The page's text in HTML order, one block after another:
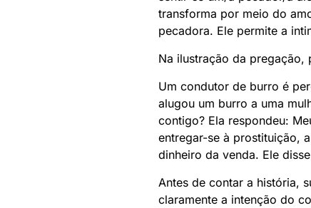
transforma por meio do
pecadora. Ele permite a
Na ilustração da pregação,
Um condutor de burro é
alugou um burro a uma
contigo? Ela respondeu:
entregar-se à prostituição,
dinheiro da venda. Ele
Antes de contar a história,
claramente a intenção do